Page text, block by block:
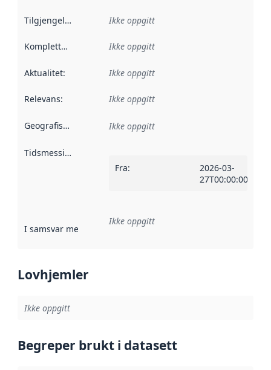
Tilgjengelighet Ikke oppgitt
Kompletthet Ikke oppgitt
Aktualitet: Ikke oppgitt
Relevans: Ikke oppgitt
Geografisk avgrensning :
Ikke oppgitt
Tidsmessig avgrensning
Fra:
2026-03-
27T00:00:00Z
I samsvar med Referanse til en implementasjonsregel
Ikke oppgitt
Lovhjemler
Ikke oppgitt
Begreper brukt i datasett